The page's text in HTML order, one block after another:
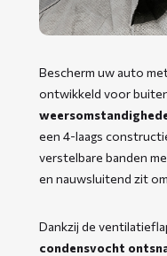
Bescherm uw auto
ontwikkeld voor
een 4-laags
verstelbare banden
en nauwsluitend zit
Dankzij de
condensvocht